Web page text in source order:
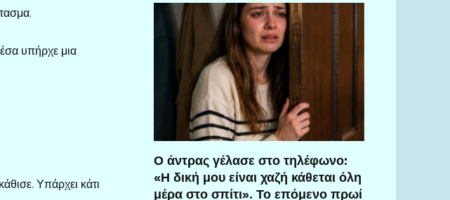
υπήρχε μια
Υπάρχει κάτι
Ο άντρας γέλασε στο τηλέφωνο:
«Η δική μου είναι χαζή κάθεται όλη
μέρα στο σπίτι». Το επόμενο πρωί